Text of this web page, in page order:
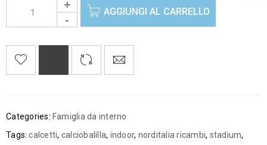
AGGIUNGI AL CARRELLO
Categories: Famiglia da interno
Tags: calcetti, calciobalilla, indoor, norditalia ricambi, stadium,